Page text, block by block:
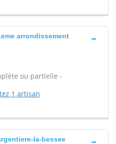
arrondissement
ou partielle -
1 artisan
la-bessee